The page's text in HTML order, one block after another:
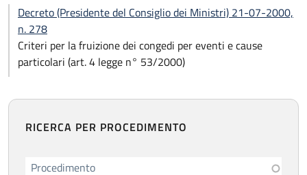
Decreto (Presidente del Consiglio dei Ministri) 21-07-2000,
n. 278
Criteri per la fruizione dei congedi per eventi e cause
particolari (art. 4 legge n° 53/2000)
RICERCA PER PROCEDIMENTO
Procedimento